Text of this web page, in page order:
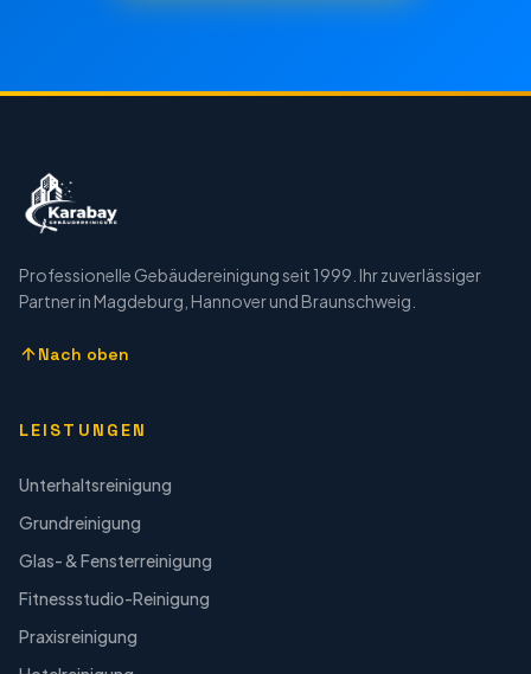
Professionelle Gebäudereinigung seit 1999. Ihr zuverlässiger
Partner in Magdeburg, Hannover und Braunschweig.
Nach oben
LEISTUNGEN
Unterhaltsreinigung
Grundreinigung
Glas- & Fensterreinigung
Fitnessstudio-Reinigung
Praxisreinigung